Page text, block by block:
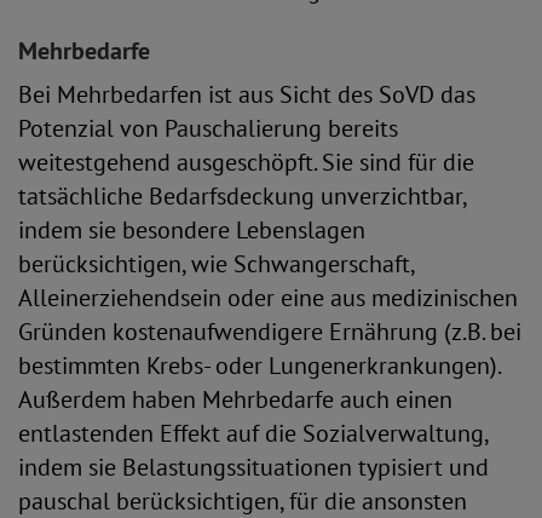
Mehrbedarfe
Bei Mehrbedarfen ist aus Sicht des SoVD das
Potenzial von Pauschalierung bereits
weitestgehend ausgeschöpft. Sie sind für die
tatsächliche Bedarfsdeckung unverzichtbar,
indem sie besondere Lebenslagen
berücksichtigen, wie Schwangerschaft,
Alleinerziehendsein oder eine aus medizinischen
Gründen kostenaufwendigere Ernährung (z.B. bei
bestimmten Krebs- oder Lungenerkrankungen).
Außerdem haben Mehrbedarfe auch einen
entlastenden Effekt auf die Sozialverwaltung,
indem sie Belastungssituationen typisiert und
pauschal berücksichtigen, für die ansonsten